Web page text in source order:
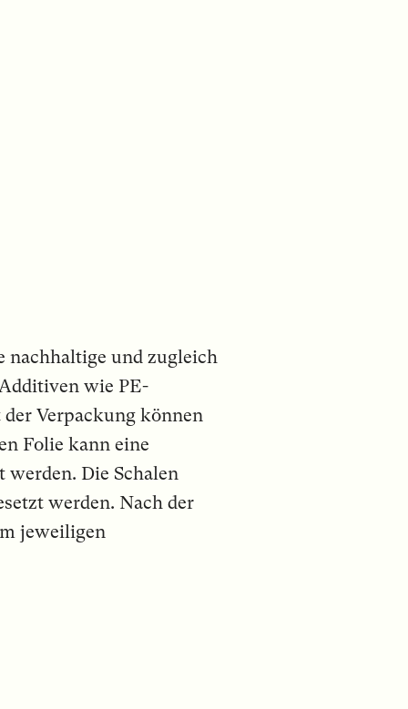
nachhaltige und zugleich
wie PE-
Verpackung können
Folie kann eine
werden. Die Schalen
werden. Nach der
jeweiligen